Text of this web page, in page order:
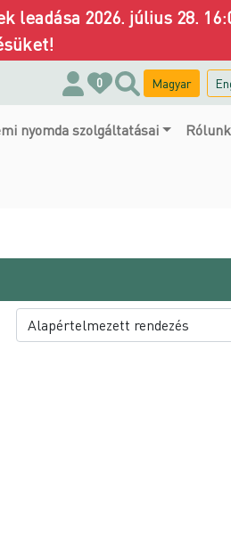
leadása 2026. július 28.
0 Magyar
nyomda szolgáltatásai Rólunk